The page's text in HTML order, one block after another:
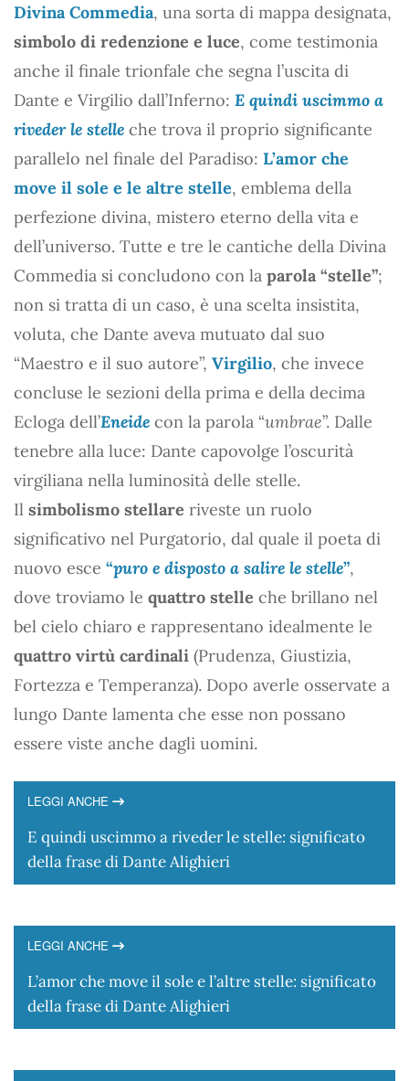
Divina Commedia, una sorta di mappa designata,
simbolo di redenzione e luce, come testimonia
anche il finale trionfale che segna l’uscita di
Dante e Virgilio dall’Inferno: E quindi uscimmo a
riveder le stelle che trova il proprio significante
parallelo nel finale del Paradiso: L’amor che
move il sole e le altre stelle, emblema della
perfezione divina, mistero eterno della vita e
dell’universo. Tutte e tre le cantiche della Divina
Commedia si concludono con la parola “stelle”;
non si tratta di un caso, è una scelta insistita,
voluta, che Dante aveva mutuato dal suo
“Maestro e il suo autore”, Virgilio, che invece
concluse le sezioni della prima e della decima
Ecloga dell’Eneide con la parola “umbrae”. Dalle
tenebre alla luce: Dante capovolge l’oscurità
virgiliana nella luminosità delle stelle.
Il simbolismo stellare riveste un ruolo
significativo nel Purgatorio, dal quale il poeta di
nuovo esce “puro e disposto a salire le stelle”,
dove troviamo le quattro stelle che brillano nel
bel cielo chiaro e rappresentano idealmente le
quattro virtù cardinali (Prudenza, Giustizia,
Fortezza e Temperanza). Dopo averle osservate a
lungo Dante lamenta che esse non possano
essere viste anche dagli uomini.
LEGGI ANCHE
E quindi uscimmo a riveder le stelle: significato
della frase di Dante Alighieri
LEGGI ANCHE
L’amor che move il sole e l’altre stelle: significato
della frase di Dante Alighieri